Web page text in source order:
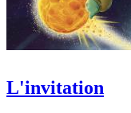
L'invitation